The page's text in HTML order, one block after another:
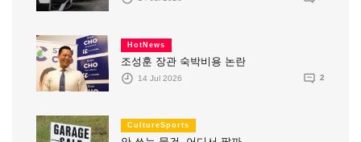
HotNews
조성훈 장관 숙박비용 논란
14 Jul 2026 2
CultureSports